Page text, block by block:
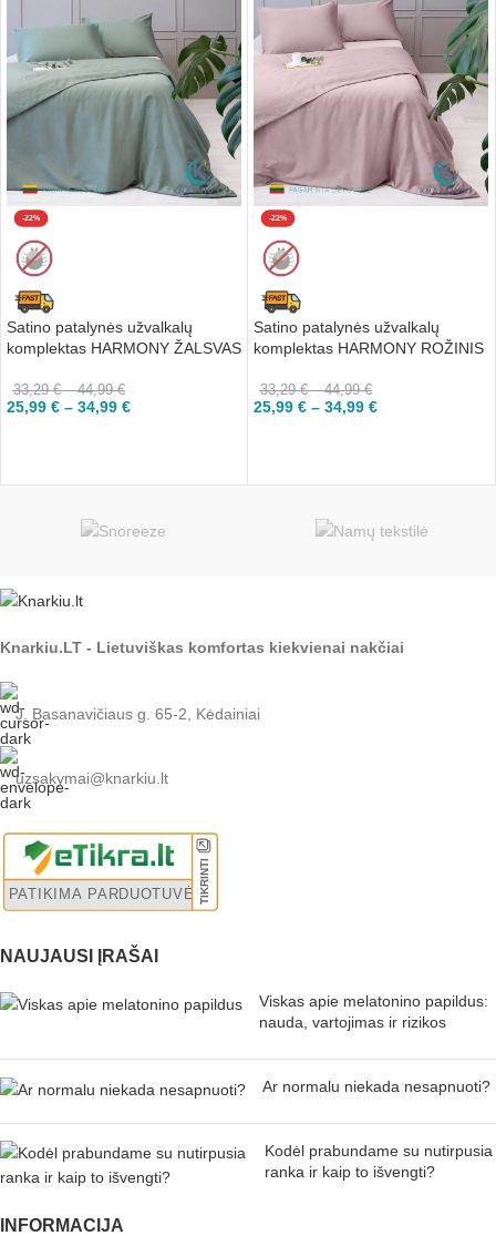
-22%
Satino patalynės užvalkalų
komplektas HARMONY ŽALSVAS
33,29€–44,99€
25,99 € – 34,99 €
-22%
Satino patalynės užvalkalų
komplektas HARMONY ROŽINIS
33,29€–44,99€
25,99 € – 34,99 €
Knarkiu.LT - Lietuviškas komfortas kiekvienai nakčiai
J. Basanavičiaus g. 65-2, Kėdainiai
uzsakymai@knarkiu.lt
NAUJAUSI ĮRAŠAI
Viskas apie melatonino papildus:
nauda, vartojimas ir rizikos
Ar normalu niekada nesapnuoti?
Kodėl prabundame su nutirpusia
ranka ir kaip to išvengti?
INFORMACIJA